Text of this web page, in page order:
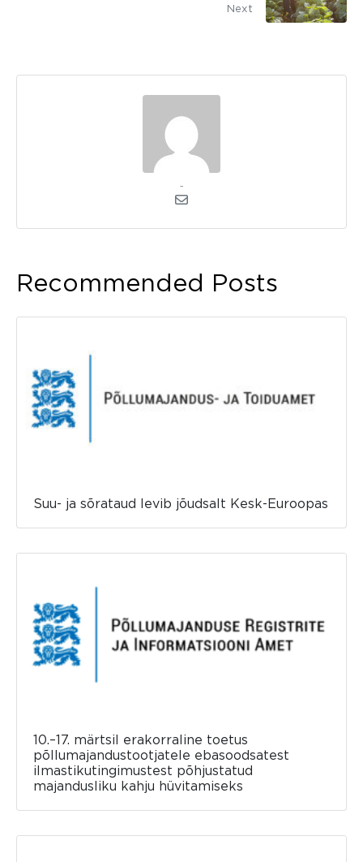
Next
Recommended Posts
Suu- ja sõrataud levib jõudsalt Kesk-Euroopas
10.–17. märtsil erakorraline toetus
põllumajandustootjatele ebasoodsatest
ilmastikutingimustest põhjustatud
majandusliku kahju hüvitamiseks